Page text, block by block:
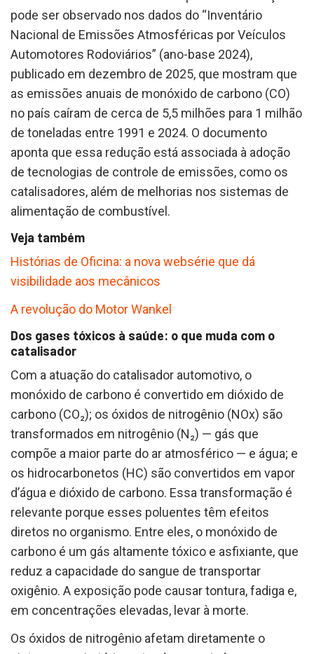
pode ser observado nos dados do “Inventário
Nacional de Emissões Atmosféricas por Veículos
Automotores Rodoviários” (ano-base 2024),
publicado em dezembro de 2025, que mostram que
as emissões anuais de monóxido de carbono (CO)
no país caíram de cerca de 5,5 milhões para 1 milhão
de toneladas entre 1991 e 2024. O documento
aponta que essa redução está associada à adoção
de tecnologias de controle de emissões, como os
catalisadores, além de melhorias nos sistemas de
alimentação de combustível.
Veja também
Histórias de Oficina: a nova websérie que dá
visibilidade aos mecânicos
A revolução do Motor Wankel
Dos gases tóxicos à saúde: o que muda com o
catalisador
Com a atuação do catalisador automotivo, o
monóxido de carbono é convertido em dióxido de
carbono (CO₂); os óxidos de nitrogênio (NOx) são
transformados em nitrogênio (N₂) — gás que
compõe a maior parte do ar atmosférico — e água; e
os hidrocarbonetos (HC) são convertidos em vapor
d’água e dióxido de carbono. Essa transformação é
relevante porque esses poluentes têm efeitos
diretos no organismo. Entre eles, o monóxido de
carbono é um gás altamente tóxico e asfixiante, que
reduz a capacidade do sangue de transportar
oxigênio. A exposição pode causar tontura, fadiga e,
em concentrações elevadas, levar à morte.
Os óxidos de nitrogênio afetam diretamente o